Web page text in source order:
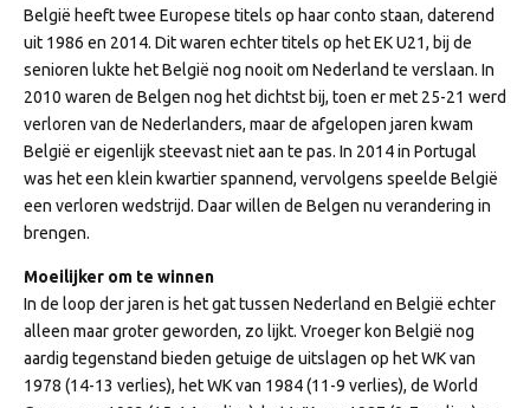
België heeft twee Europese titels op haar conto staan, daterend
uit 1986 en 2014. Dit waren echter titels op het EK U21, bij de
senioren lukte het België nog nooit om Nederland te verslaan. In
2010 waren de Belgen nog het dichtst bij, toen er met 25-21 werd
verloren van de Nederlanders, maar de afgelopen jaren kwam
België er eigenlijk steevast niet aan te pas. In 2014 in Portugal
was het een klein kwartier spannend, vervolgens speelde België
een verloren wedstrijd. Daar willen de Belgen nu verandering in
brengen.
Moeilijker om te winnen
In de loop der jaren is het gat tussen Nederland en België echter
alleen maar groter geworden, zo lijkt. Vroeger kon België nog
aardig tegenstand bieden getuige de uitslagen op het WK van
1978 (14-13 verlies), het WK van 1984 (11-9 verlies), de World